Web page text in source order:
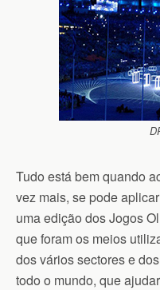
Tudo está bem quando
vez mais, se pode
uma edição dos Jogos
que foram os meios
dos vários sectores e
todo o mundo, que